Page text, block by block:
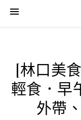
[林口美
輕食．早
外帶